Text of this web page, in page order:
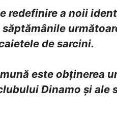
redefinire a noii
de sarcini.
este obținerea
Dinamo și ale